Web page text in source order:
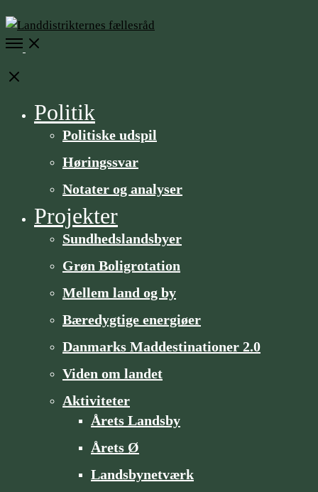
Open
Close
Politik
Politiske udspil
Høringssvar
Notater og analyser
Projekter
Sundheds­­landsbyer
Grøn Boligrotation
Mellem land og by
Bæredygtige energiøer
Danmarks Maddestinationer 2.0
Viden om landet
Aktiviteter
Årets Landsby
Årets Ø
Landsbynetværk